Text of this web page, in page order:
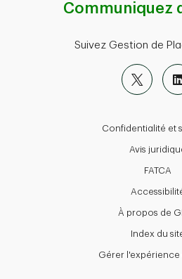
Communiquez
Suivez Gestion de
Confidentialité et
Avis
FATCA
À propos de
Index du
Gérer l'expérience